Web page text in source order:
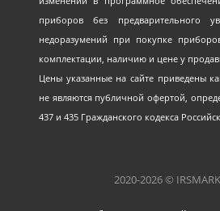
приборов без предварительного
недоразумений при покупке
комплектации, наличию и цене у
Цены указанные на сайте приведены
не являются публичной офертой,
437 и 435 Гражданского кодекса
2020-2026 ©